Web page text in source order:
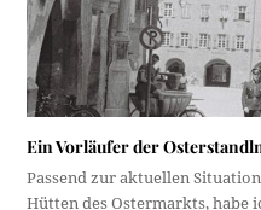
Ein Vorläufer der
Passend zur aktuellen
Hütten des Ostermarkts, habe